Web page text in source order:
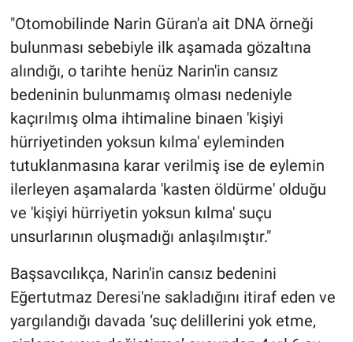
"Otomobilinde Narin Güran'a ait DNA örneği
bulunması sebebiyle ilk aşamada gözaltına
alındığı, o tarihte henüz Narin'in cansız
bedeninin bulunmamış olması nedeniyle
kaçırılmış olma ihtimaline binaen 'kişiyi
hürriyetinden yoksun kılma' eyleminden
tutuklanmasına karar verilmiş ise de eylemin
ilerleyen aşamalarda 'kasten öldürme' olduğu
ve 'kişiyi hürriyetin yoksun kılma' suçu
unsurlarının oluşmadığı anlaşılmıştır."
Başsavcılıkça, Narin'in cansız bedenini
Eğertutmaz Deresi'ne sakladığını itiraf eden ve
yargılandığı davada ‘suç delillerini yok etme,
Spor
Teknoloji
Türkiye'nin Geleceği
Türkiye'nin Gündemi
Yerel Yaşam